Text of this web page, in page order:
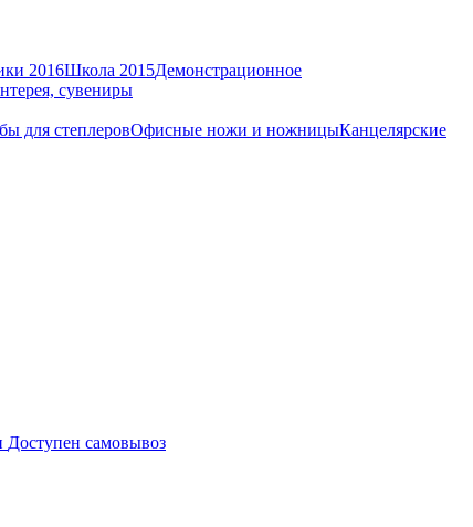
2016Школа 2015Демонстрационное
сувениры
для степлеровОфисные ножи и ножницыКанцелярские
Доступен самовывоз